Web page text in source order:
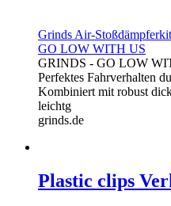
Grinds Air-
GO LOW WITH US
GRINDS - GO LOW
Perfektes Fahrverhalten
Kombiniert mit robust
leichtg
grinds.de
Plastic clips